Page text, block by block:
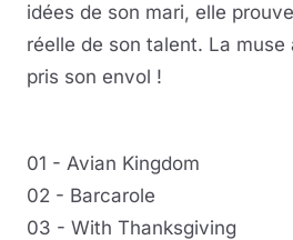
idées de son mari, elle
réelle de son talent. La
pris son envol !
01 - Avian Kingdom
02 - Barcarole
03 - With Thanksgiving